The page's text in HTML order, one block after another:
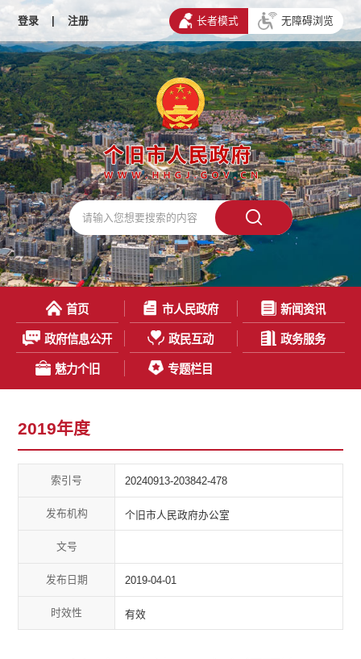
登录 | 注册 长者模式 无障碍浏览
首页 市人民政府 新闻资讯
政府信息公开 政民互动 政务服务
魅力个旧 专题栏目
2019年度
索引号 20240913-203842-478
发布机构 个旧市人民政府办公室
文号
发布日期 2019-04-01
时效性 有效